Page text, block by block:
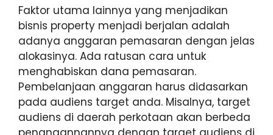
Faktor utama lainnya yang menjadikan
bisnis property menjadi berjalan adalah
adanya anggaran pemasaran dengan jelas
alokasinya. Ada ratusan cara untuk
menghabiskan dana pemasaran.
Pembelanjaan anggaran harus didasarkan
pada audiens target anda. Misalnya, target
audiens di daerah perkotaan akan berbeda